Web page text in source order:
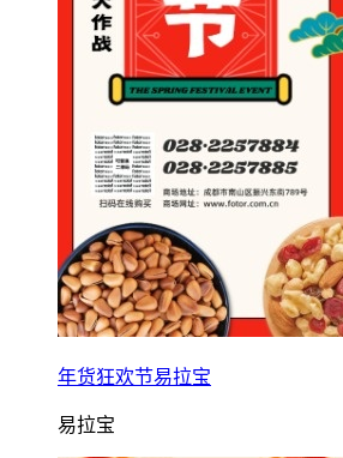
年货狂欢节易拉宝
易拉宝